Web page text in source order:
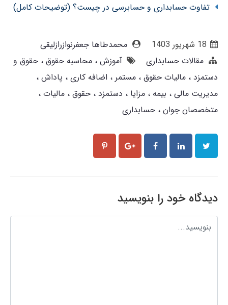
تفاوت حسابداری و حسابرسی در چیست؟ (توضیحات کامل)
18 شهریور 1403
محمدطاها جعفرنوازرازلیقی
مقالات حسابداری
آموزش محاسبه حقوق حقوق و
دستمزد مالیات حقوق مستمر اضافه کاری پاداش
مدیریت مالی بیمه مزایا دستمزد حقوق مالیات
متخصصان جوان
حسابداری
دیدگاه خود را بنویسید